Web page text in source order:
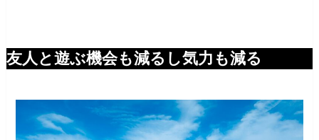
友人と遊ぶ機会も減るし気力も減る